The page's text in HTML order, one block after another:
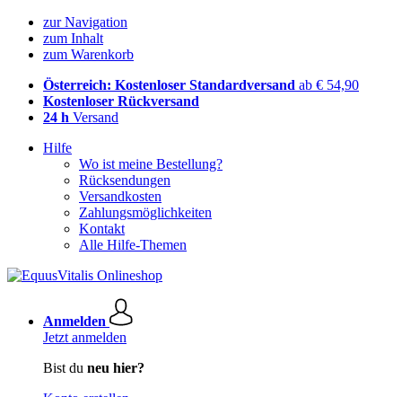
zur Navigation
zum Inhalt
zum Warenkorb
Österreich: Kostenloser Standardversand ab € 54,90
Kostenloser Rückversand
24 h Versand
Hilfe
Wo ist meine Bestellung?
Rücksendungen
Versandkosten
Zahlungsmöglichkeiten
Kontakt
Alle Hilfe-Themen
Anmelden
Jetzt anmelden
Bist du neu hier?